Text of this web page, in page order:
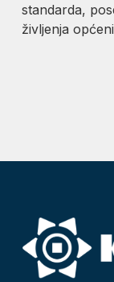
standarda,
življenja